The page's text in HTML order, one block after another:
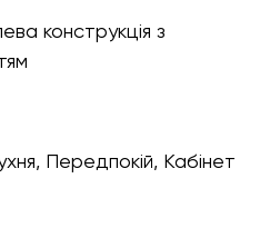
Передпокій, Кабінет